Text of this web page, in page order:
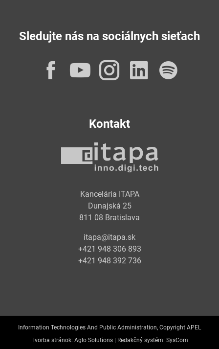
Sledujte nás na sociálnych sieťach
Facebook
YouTube
Instagram
Kontakt
Kancelária ITAPA
Dunajská 25
811 08 Bratislava
itapa@itapa.sk
+421 948 306 893
+421 948 392 736
Information Technologies And Public Administration, Copyright APEL
Tvorba stránok: Aglo Solutions | Redakčný systém: SysCom